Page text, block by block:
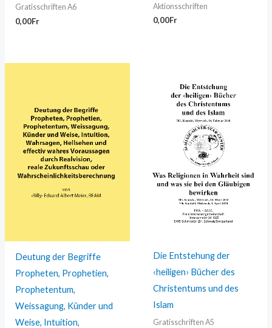
Gratisschriften A6
0,00Fr
Aktionsschriften
0,00Fr
Deutung der Begriffe
Propheten, Prophetien,
Prophetentum,
Weissagung, Künder und
Weise, Intuition,
Die Entstehung der
‹heiligen› Bücher des
Christentums und des
Islam
Gratisschriften A5